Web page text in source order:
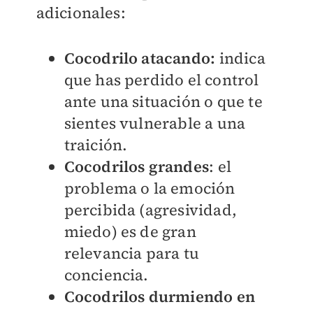
adicionales:
Cocodrilo atacando: indica
que has perdido el control
ante una situación o que te
sientes vulnerable a una
traición.
Cocodrilos grandes: el
problema o la emoción
percibida (agresividad,
miedo) es de gran
relevancia para tu
conciencia.
Cocodrilos durmiendo en